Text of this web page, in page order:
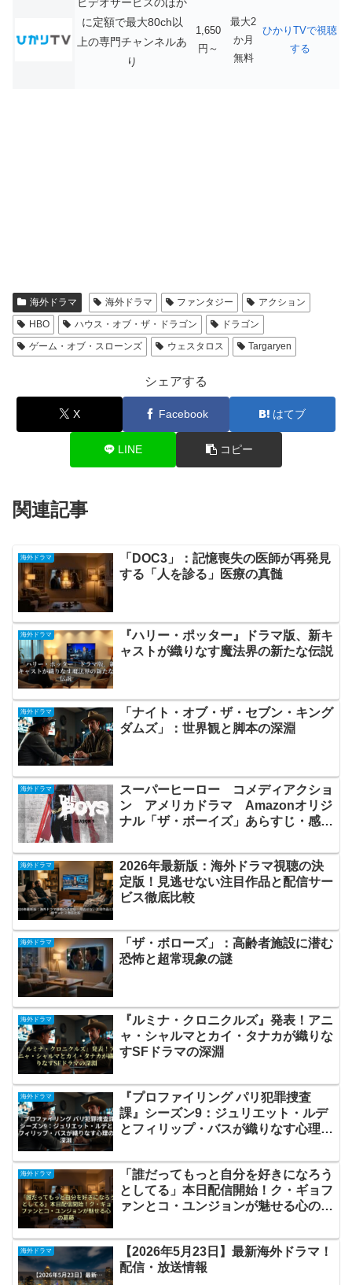
に定額で最大80ch以
上の専門チャンネルあ
り
1,650
円～
最大2
か月
無料
ひかりTVで視聴
する
海外ドラマ 海外ドラマ ファンタジー
アクション
HBO
ハウス・オブ・ザ・ドラゴン
ドラゴン
ゲーム・オブ・スローンズ
ウェスタロス Targaryen
シェアする
X Facebook はてブ
LINE コピー
関連記事
海外ドラマ
「DOC3」：記憶喪失の医師が再発見
する「人を診る」医療の真髄
海外ドラマ
『ハリー・ポッター』ドラマ版、新キ
ャストが織りなす魔法界の新たな伝説
海外ドラマ
「ナイト・オブ・ザ・セブン・キング
ダムズ」：世界観と脚本の深淵
海外ドラマ
スーパーヒーロー コメディアクショ
ン アメリカドラマ Amazonオリジ
ナル「ザ・ボーイズ」あらすじ・感
海外ドラマ
2026年最新版：海外ドラマ視聴の決
定版！見逃せない注目作品と配信サー
ビス徹底比較
海外ドラマ
「ザ・ボローズ」：高齢者施設に潜む
恐怖と超常現象の謎
海外ドラマ
『ルミナ・クロニクルズ』発表！アニ
ャ・シャルマとカイ・タナカが織りな
すSFドラマの深淵
海外ドラマ
『プロファイリング パリ犯罪捜査
課』シーズン9：ジュリエット・ルデ
とフィリップ・バスが織りなす心理の
海外ドラマ
「誰だってもっと自分を好きになろう
としてる」本日配信開始！ク・ギョフ
ァンとコ・ユンジョンが魅せる心の葛
海外ドラマ
【2026年5月23日】最新海外ドラマ！
配信・放送情報